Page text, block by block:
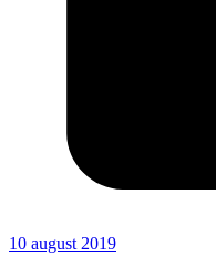
10 august 2019